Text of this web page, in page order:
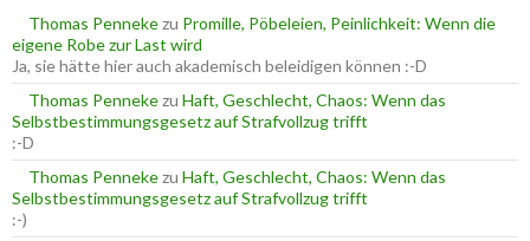
c
h
:
Thomas Pennekezu Promille, Pöbeleien, Peinlichkeit: Wenn die
eigene Robe zur Last wird
Ja, sie hätte hier auch akademisch beleidigen können :-D
Thomas Pennekezu Haft, Geschlecht, Chaos: Wenn das
Selbstbestimmungsgesetz auf Strafvollzug trifft
:-D
Thomas Pennekezu Haft, Geschlecht, Chaos: Wenn das
Selbstbestimmungsgesetz auf Strafvollzug trifft
:-)